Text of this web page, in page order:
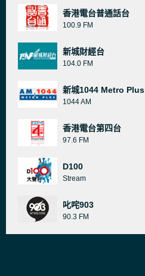
香港電台普通話台
100.9 FM
新城財經台
104.0 FM
新城1044 Metro Plus
1044 AM
香港電台第四台
97.6 FM
D100
Stream
叱咤903
90.3 FM